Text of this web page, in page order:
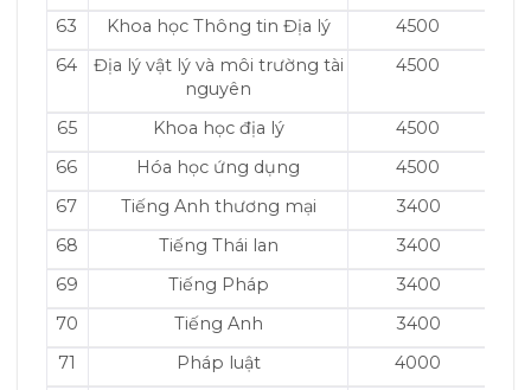
63
Khoa học Thông tin Địa lý
4500
64
Địa lý vật lý và môi trường tài
nguyên
4500
65 Khoa học địa lý
4500
66
Hóa học ứng dụng
4500
67
Tiếng Anh thương mại
3400
68
Tiếng Thái lan
3400
69
Tiếng Pháp
3400
70
Tiếng Anh
3400
71
Pháp luật
4000